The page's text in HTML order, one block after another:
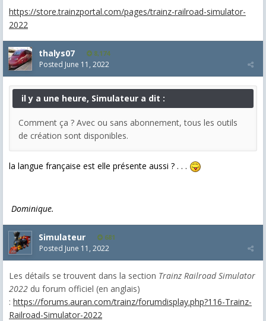
https://store.trainzportal.com/pages/trainz-railroad-simulator-
2022
thalys07 8,174
Posted June 11, 2022
il y a une heure, Simulateur a dit :
Comment ça ? Avec ou sans abonnement, tous les outils
de création sont disponibles.
la langue française est elle présente aussi ? . . .
Dominique.
Simulateur 681
Posted June 11, 2022
Les détails se trouvent dans la section Trainz Railroad Simulator
2022 du forum officiel (en anglais)
: https://forums.auran.com/trainz/forumdisplay.php?116-Trainz-
Railroad-Simulator-2022